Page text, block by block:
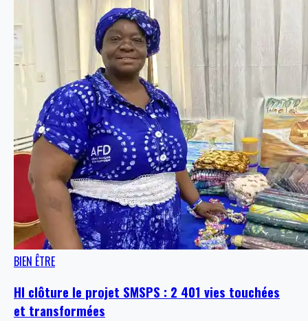
BIEN ÊTRE
HI clôture le projet SMSPS : 2 401 vies touchées
et transformées